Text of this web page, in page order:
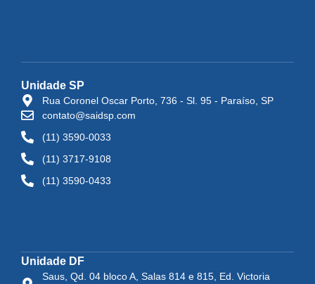
Unidade SP
Rua Coronel Oscar Porto, 736 - Sl. 95 - Paraíso, SP
contato@saidsp.com
(11) 3590-0033
(11) 3717-9108
(11) 3590-0433
Unidade DF
Saus, Qd. 04 bloco A, Salas 814 e 815, Ed. Victoria